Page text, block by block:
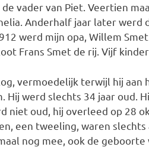
vader van Piet. Veertien
Anderhalf jaar later werd
werd mijn opa, Willem
Frans Smet de rij. Vijf
vermoedelijk terwijl hij aan
Hij werd slechts 34 jaar oud.
niet oud, hij overleed op 28
een tweeling, waren
nog mee, ook de